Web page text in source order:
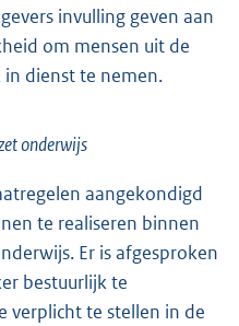
invulling geven aan
om mensen uit de
dienst te nemen.
onderwijs
aangekondigd
te realiseren binnen
Er is afgesproken
bestuurlijk te
verplicht te stellen in de